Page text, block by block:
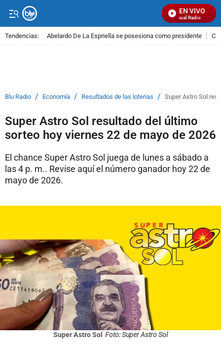
EN VIVO
Señal Visual Radio
Tendencias: Abelardo De La Espriella se posesiona como presidente
Blu Radio / Economía / Resultados de las loterías / Super Astro Sol
Super Astro Sol resultado del último
sorteo hoy viernes 22 de mayo de 2026
El chance Super Astro Sol juega de lunes a sábado a
las 4 p. m.. Revise aquí el número ganador hoy 22 de
mayo de 2026.
Super Astro Sol Foto: Super Astro Sol